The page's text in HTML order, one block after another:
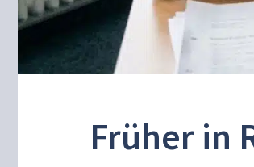
Früher in